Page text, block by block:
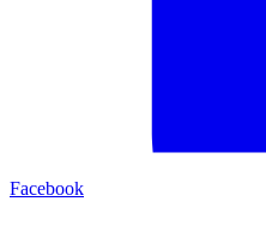
Facebook